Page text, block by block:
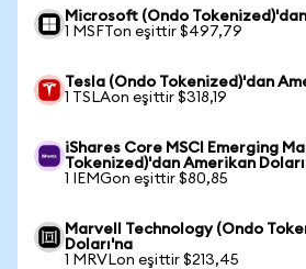
Microsoft (Ondo
1 MSFTon eşittir $497,79
Tesla (Ondo Tokenized)'dan
1 TSLAon eşittir $318,19
iShares Core MSCI Emerging
Tokenized)'dan Amerikan
1 IEMGon eşittir $80,85
Marvell Technology (Ondo
Doları'na
1 MRVLon eşittir $213,45